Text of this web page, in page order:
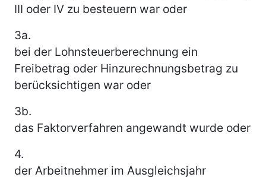
III oder IV zu besteuern war oder
3a.
bei der Lohnsteuerberechnung ein
Freibetrag oder Hinzurechnungsbetrag zu
berücksichtigen war oder
3b.
das Faktorverfahren angewandt wurde oder
4.
der Arbeitnehmer im Ausgleichsjahr